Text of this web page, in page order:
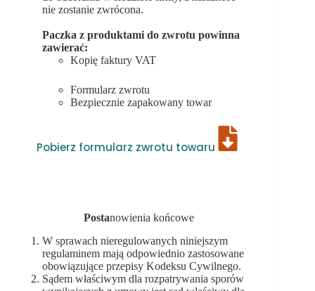
nie zostanie zwrócona.
Paczka z produktami do zwrotu powinna
zawierać:
Kopię faktury VAT
Formularz zwrotu
Bezpiecznie zapakowany towar
Pobierz formularz zwrotu towaru
Postanowienia końcowe
W sprawach nieregulowanych niniejszym
regulaminem mają odpowiednio zastosowane
obowiązujące przepisy Kodeksu Cywilnego.
Sądem właściwym dla rozpatrywania sporów